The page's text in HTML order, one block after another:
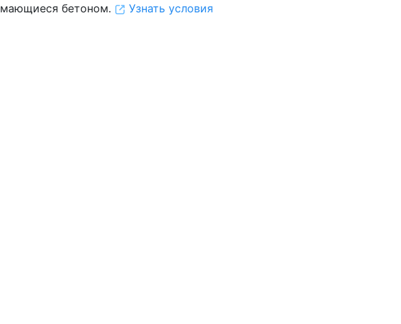
бетоном. Узнать условия